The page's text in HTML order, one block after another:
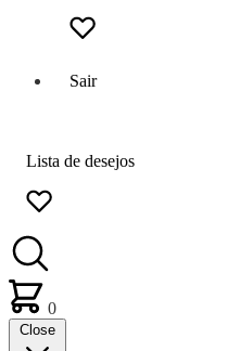
Sair
Lista de desejos
0
Close